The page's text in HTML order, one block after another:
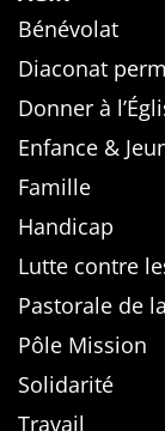
Bénévolat
Diaconat
Donner à
Enfance &
Famille
Handicap
Lutte contre
Pastorale de
Pôle Mission
Solidarité
Travail